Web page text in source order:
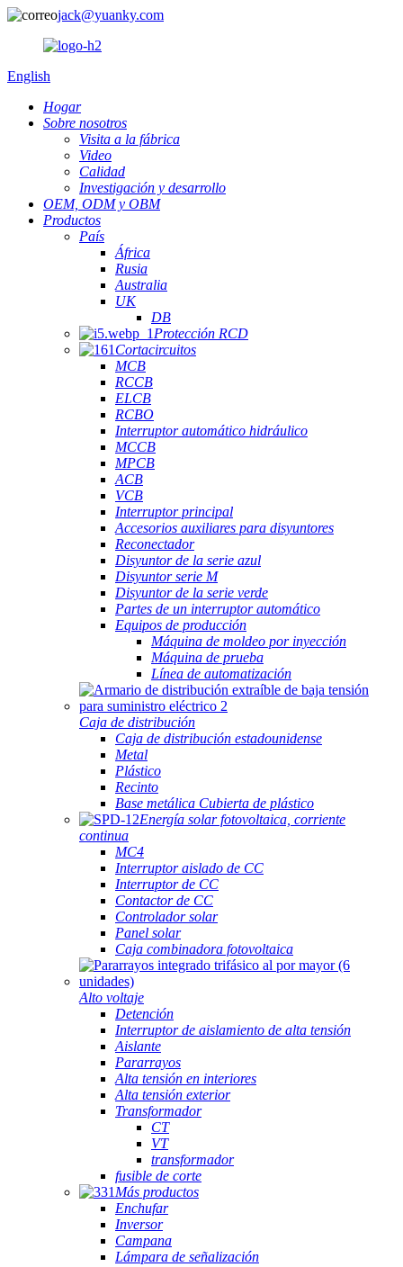
jack@yuanky.com
English
Hogar
Sobre nosotros
Visita a la fábrica
Video
Calidad
Investigación y desarrollo
OEM, ODM y OBM
Productos
País
África
Rusia
Australia
UK
DB
Protección RCD
Cortacircuitos
MCB
RCCB
ELCB
RCBO
Interruptor automático hidráulico
MCCB
MPCB
ACB
VCB
Interruptor principal
Accesorios auxiliares para disyuntores
Reconectador
Disyuntor de la serie azul
Disyuntor serie M
Disyuntor de la serie verde
Partes de un interruptor automático
Equipos de producción
Máquina de moldeo por inyección
Máquina de prueba
Línea de automatización
Caja de distribución
Caja de distribución estadounidense
Metal
Plástico
Recinto
Base metálica Cubierta de plástico
Energía solar fotovoltaica, corriente
continua
MC4
Interruptor aislado de CC
Interruptor de CC
Contactor de CC
Controlador solar
Panel solar
Caja combinadora fotovoltaica
Alto voltaje
Detención
Interruptor de aislamiento de alta tensión
Aislante
Pararrayos
Alta tensión en interiores
Alta tensión exterior
Transformador
CT
VT
transformador
fusible de corte
Más productos
Enchufar
Inversor
Campana
Lámpara de señalización